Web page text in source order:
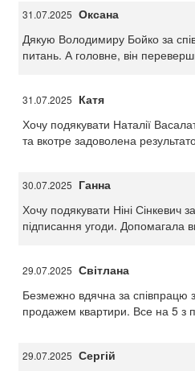
31.07.2025 Оксана
Дякую Володимиру Бойко за
питань. А головне, він
31.07.2025 Катя
Хочу подякувати Наталії
та вкотре задоволена
30.07.2025 Ганна
Хочу подякувати Ніні Сінкевич
підписання угоди. Допомагала
29.07.2025 Світлана
Безмежно вдячна за співпрацю
продажем квартири. Все на 5 з
29.07.2025 Сергій